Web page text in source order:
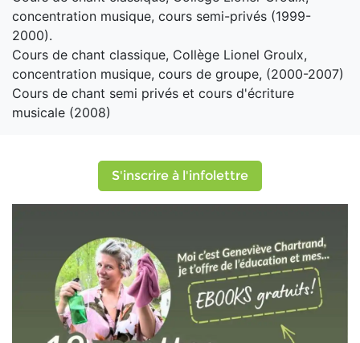
concentration musique, cours semi-privés (1999-
2000).
Cours de chant classique, Collège Lionel Groulx,
concentration musique, cours de groupe, (2000-2007)
Cours de chant semi privés et cours d'écriture
musicale (2008)
S'inscrire à l'infolettre